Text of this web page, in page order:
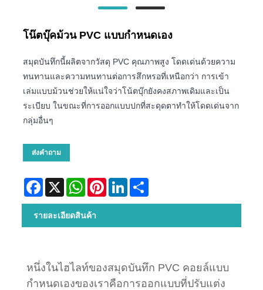
โน๊ตบุ๊คม้วน PVC แบบกำหนดเอง
สมุดบันทึกนี้ผลิตจากวัสดุ PVC คุณภาพสูง โดดเด่นด้วยความ
ทนทานและความทนทานต่อการสึกหรอที่เหนือกว่า การเข้า
เล่มแบบม้วนช่วยให้แน่ใจว่าโน้ตบุ๊กยังคงสภาพเดิมและเป็น
ระเบียบ ในขณะที่การออกแบบปกที่สะดุดตาทำให้โดดเด่นจาก
กลุ่มอื่นๆ
ส่งคำถาม
Facebook
X WhatsAppPinterestLinkedIn
รายละเอียดสินค้า
หนึ่งในไฮไลท์ของสมุดบันทึก PVC คอยล์แบบ
กำหนดเองของเราคือการออกแบบที่ปรับแต่ง